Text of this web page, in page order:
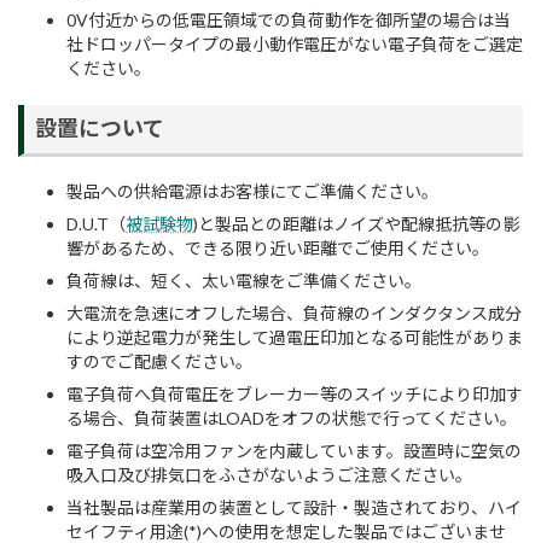
0V付近からの低電圧領域での負荷動作を御所望の場合は当
社ドロッパータイプの最小動作電圧がない電子負荷をご選定
ください。
設置について
製品への供給電源はお客様にてご準備ください。
D.U.T（被試験物)と製品との距離はノイズや配線抵抗等の影
響があるため、できる限り近い距離でご使用ください。
負荷線は、短く、太い電線をご準備ください。
大電流を急速にオフした場合、負荷線のインダクタンス成分
により逆起電力が発生して過電圧印加となる可能性がありま
すのでご配慮ください。
電子負荷へ負荷電圧をブレーカー等のスイッチにより印加す
る場合、負荷装置はLOADをオフの状態で行ってください。
電子負荷は空冷用ファンを内蔵しています。設置時に空気の
吸入口及び排気口をふさがないようご注意ください。
当社製品は産業用の装置として設計・製造されており、ハイ
セイフティ用途(*)への使用を想定した製品ではございませ